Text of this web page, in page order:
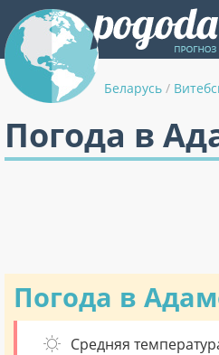
Беларусь /
Погода в
Погода в
Средняя